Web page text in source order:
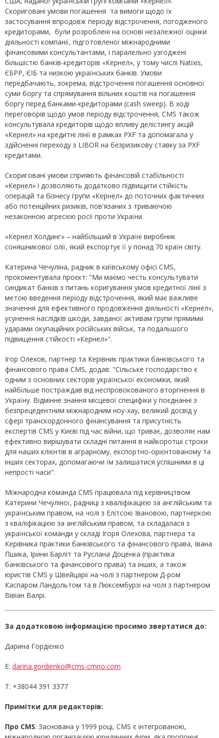
Скориговані умови погашення та вимоги щодо їх
застосування впродовж періоду відстрочення, погодженого
кредиторами, були розроблені на основі незалежної оцінки
діяльності компанії, підготовленої міжнародними
фінансовими консультантами, і паралельно узгоджені
більшістю банків-кредиторів «Кернел», у тому числі Natixis,
ЄБРР, ЄІБ та низкою українських банків. Умови
передбачають, зокрема, відстрочення погашення основної
суми боргу та спрямування вільних коштів на погашення
боргу перед банками-кредиторами (cash sweep). В ході
переговорів щодо умов періоду відстрочення, CMS також
консультувала кредиторів щодо впливу делістингу акцій
«Кернел» на кредитні лінії в рамках PXF та допомагала у
здійсненні переходу з LIBOR на безризикову ставку за PXF
кредитами.
Скориговані умови сприяють фінансовій стабільності
«Кернел» і дозволяють додатково підвищити стійкість
операцій та бізнесу групи «Кернел» до поточних фактичних
або потенційних ризиків, пов'язаних з триваючою
незаконною агресією росії проти України.
«Кернел Холдинг» – найбільший в Україні виробник
соняшникової олії, який експортує її у понад 70 країн світу.
Катерина Чечуліна, радник в київському офісі CMS,
прокоментувала проєкт: "Ми маємо честь консультувати
синдикат банків з питань коригування умов кредитної лінії з
метою введення періоду відстрочення, який має важливе
значення для ефективного продовження діяльності «Кернел»,
усунення наслідків шкоди, завданої активам групи прямими
ударами окупаційних російських військ, та подальшого
підвищення стійкості «Кернел»".
Ігор Олехов, партнер та Керівник практики банківського та
фінансового права CMS, додав: "Сільське господарство є
одним з основних секторів української економіки, який
найбільше постраждав від неспровокованого вторгнення в
Україну. Відмінне знання місцевої специфіки у поєднанні з
безпрецедентним міжнародним ноу-хау, великий досвід у
сфері транскордонного фінансування та присутність
експертів CMS у Києві під час війни, що триває, дозволяє нам
ефективно вирішувати складні питання в найкоротші строки
для наших клієнтів в аграрному, експортно-орієнтованому та
інших секторах, допомагаючи їм залишатися успішними в ці
непрості часи".
Міжнародна команда CMS працювала під керівництвом
Катерини Чечуліної, радниці з кваліфікацією за англійським та
українським правом, на чолі з Елітсою Івановою, партнеркою
з кваліфікацією за англійським правом, та складалася з
української команди у складі Ігоря Олехова, партнера та
Керівника практики банківського та фінансового права, Івана
Пшика, Ірини Барліт та Руслана Доценка (практика
банківського та фінансового права) та інших, а також
юристів CMS у Швейцарії на чолі з партнером Д-ром
Каспаром Ландольтом та в Люксембурзі на чолі з партнером
Вівіан Валрі.
За додатковою інформацією просимо звертатися до:
Дарина Гордієнко
E: darina.gordienko@cms-cmno.com
T: +38044 391 3377
Примітки для редакторів:
Про CMS: Заснована у 1999 році, CMS є інтегрованою,